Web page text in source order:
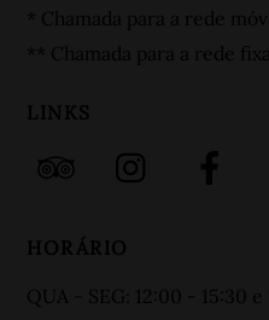
* Chamada para a rede
** Chamada para a rede fixa
LINKS
HORÁRIO
QUA - SEG: 12:00 - 15:30